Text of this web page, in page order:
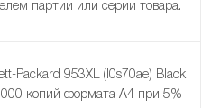
партии или серии товара.
Packard 953XL (l0s70ae) Black
000 копий формата A4 при 5%